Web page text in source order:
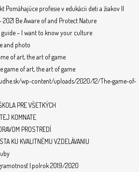
Pomáhajúce profesie v edukácii deti a žiakov II
2021 Be Aware of and Protect Nature
guide – I want to know your culture
and photo
of art, the art of game
game of art, the art of game
wp-content/uploads/2020/12/The-game-of-
PRE VŠETKÝCH
KOMNATE
PROSTREDÍ
KU KVALITNÉMU VZDELÁVANIU
I.polrok 2019/2020